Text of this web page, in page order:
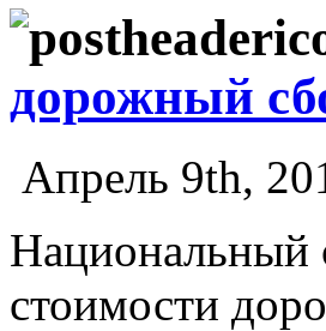
дорожный
Апрель 9th,
Национальный
стоимости